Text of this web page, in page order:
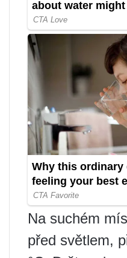
Na suchém
před světlem,